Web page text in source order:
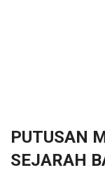
PUTUSAN
SEJARAH